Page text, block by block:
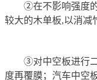
②在不影响强度的
较大的木单板,以消减
③对中空板进行二
度再覆膜；汽车中空